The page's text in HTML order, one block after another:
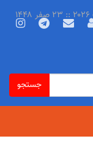
جستجو